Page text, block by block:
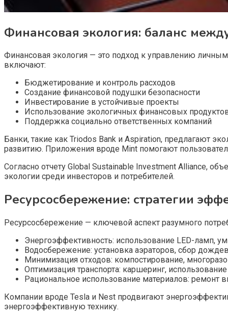
Финансовая экология: баланс
Финансовая экология — это подход к управлению
включают:
Бюджетирование и контроль расходов
Создание финансовой подушки безопасности
Инвестирование в устойчивые проекты
Использование экологичных финансовых
Поддержка социально ответственных компаний
Банки, такие как Triodos Bank и Aspiration, предлагают
развитию. Приложения вроде Mint помогают
Согласно отчету Global Sustainable Investment Alliance,
экологии среди инвесторов и потребителей.
Ресурсосбережение: стратегии
Ресурсосбережение — ключевой аспект разумного
Энергоэффективность: использование LED-ламп,
Водосбережение: установка аэраторов, сбор
Минимизация отходов: компостирование,
Оптимизация транспорта: каршеринг,
Рациональное использование материалов: ремонт
Компании вроде Tesla и Nest продвигают
энергоэффективную технику.